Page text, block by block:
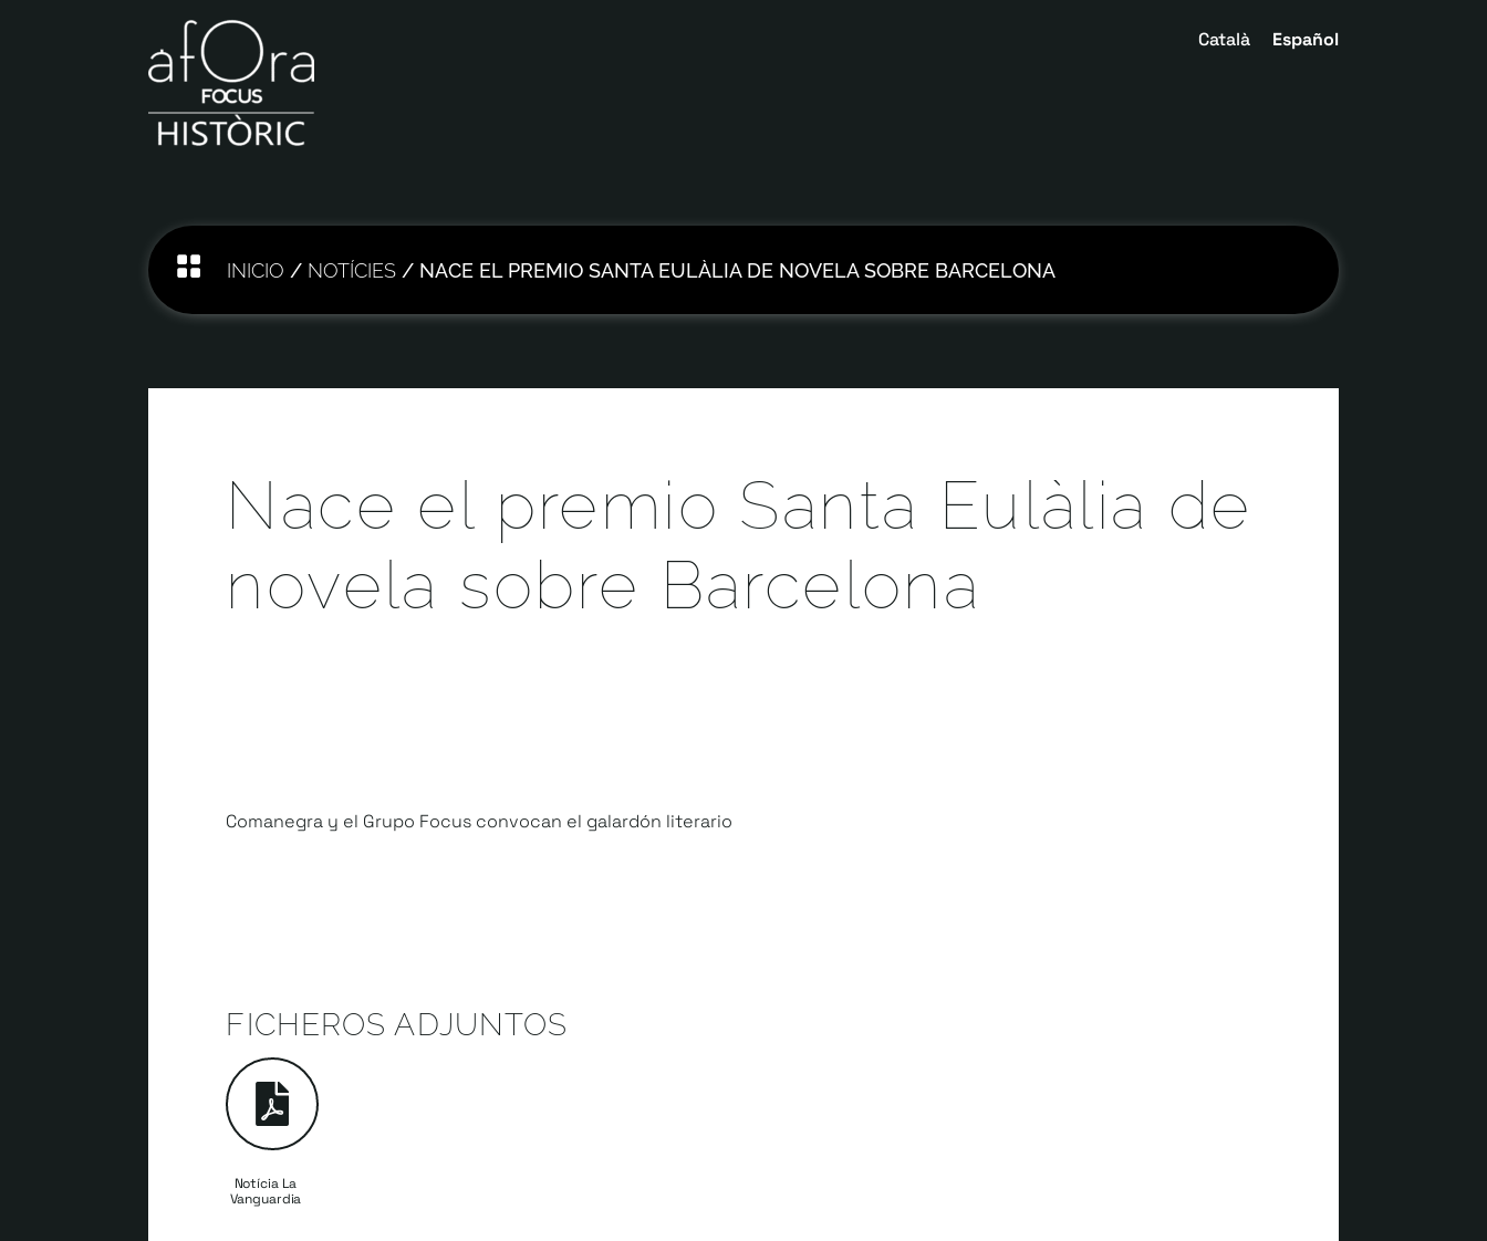
Català Español
 INICIO / NOTÍCIES / NACE EL PREMIO SANTA EULÀLIA DE NOVELA SOBRE BARCELONA
Nace el premio Santa Eulàlia de
novela sobre Barcelona
Comanegra y el Grupo Focus convocan el galardón literario
FICHEROS ADJUNTOS
Notícia La
Vanguardia